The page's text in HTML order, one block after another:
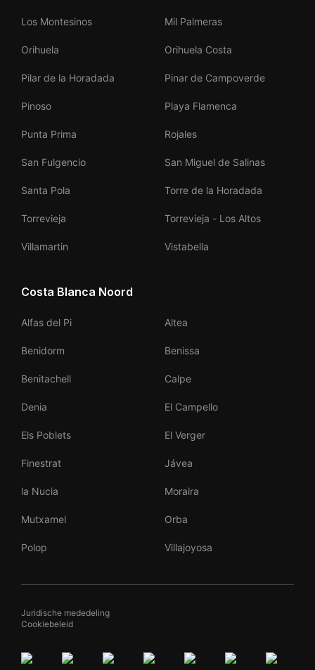
Los Montesinos Mil Palmeras
Orihuela Orihuela Costa
Pilar de la Horadada Pinar de Campoverde
Pinoso Playa Flamenca
Punta Prima Rojales
San Fulgencio San Miguel de Salinas
Santa Pola Torre de la Horadada
Torrevieja Torrevieja - Los Altos
Villamartin Vistabella
Costa Blanca Noord
Alfas del Pi Altea
Benidorm Benissa
Benitachell Calpe
Denia El Campello
Els Poblets El Verger
Finestrat Jávea
la Nucia Moraira
Mutxamel Orba
Polop Villajoyosa
Juridische mededeling
Cookiebeleid